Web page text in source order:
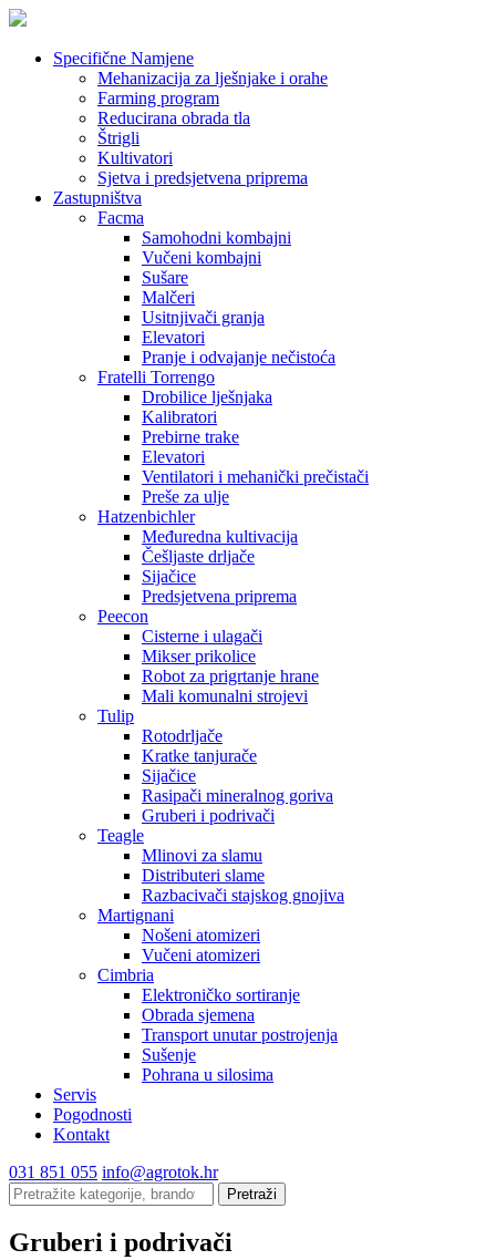
Specifične Namjene
Mehanizacija za lješnjake i orahe
Farming program
Reducirana obrada tla
Štrigli
Kultivatori
Sjetva i predsjetvena priprema
Zastupništva
Facma
Samohodni kombajni
Vučeni kombajni
Sušare
Malčeri
Usitnjivači granja
Elevatori
Pranje i odvajanje nečistoća
Fratelli Torrengo
Drobilice lješnjaka
Kalibratori
Prebirne trake
Elevatori
Ventilatori i mehanički prečistači
Preše za ulje
Hatzenbichler
Međuredna kultivacija
Češljaste drljače
Sijačice
Predsjetvena priprema
Peecon
Cisterne i ulagači
Mikser prikolice
Robot za prigrtanje hrane
Mali komunalni strojevi
Tulip
Rotodrljače
Kratke tanjurače
Sijačice
Rasipači mineralnog goriva
Gruberi i podrivači
Teagle
Mlinovi za slamu
Distributeri slame
Razbacivači stajskog gnojiva
Martignani
Nošeni atomizeri
Vučeni atomizeri
Cimbria
Elektroničko sortiranje
Obrada sjemena
Transport unutar postrojenja
Sušenje
Pohrana u silosima
Servis
Pogodnosti
Kontakt
031 851 055 info@agrotok.hr
Gruberi i podrivači